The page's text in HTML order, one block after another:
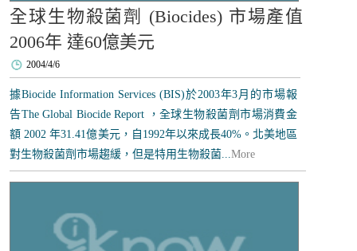
全球生物殺菌劑 (Biocides) 市場產值
2006年 達60億美元
2004/4/6
據Biocide Information Services (BIS)於2003年3月的市場報
告The Global Biocide Report ，全球生物殺菌劑市場消費金
額 2002 年31.41億美元，自1992年以來成長40%。北美地區
對生物殺菌劑市場趨緩，但是特用生物殺菌...More